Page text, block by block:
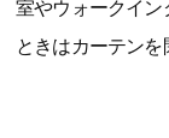
室やウォークイン
ときはカーテンを